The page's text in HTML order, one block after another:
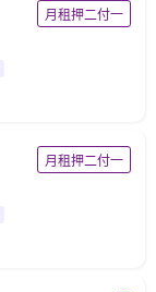
月租押二付一
月租押二付一